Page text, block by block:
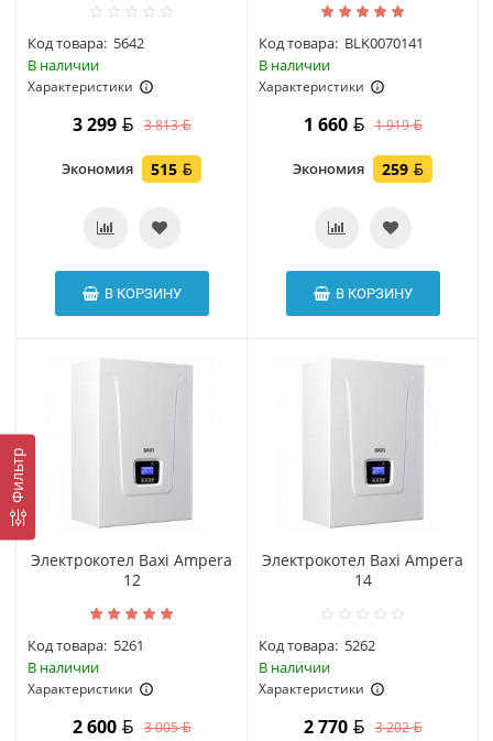
Фильтр
Код товара: 5642
В наличии
Характеристики
3 299 3 813
Экономия 515
В КОРЗИНУ
Код товара: BLK0070141
В наличии
Характеристики
1 660 1 919
Экономия 259
В КОРЗИНУ
Электрокотел Baxi Ampera
12
Код товара: 5261
В наличии
Характеристики
2 600 3 005
Электрокотел Baxi Ampera
14
Код товара: 5262
В наличии
Характеристики
2 770 3 202